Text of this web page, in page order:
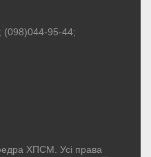
(098)044-95-44;
ХПСМ. Усі права